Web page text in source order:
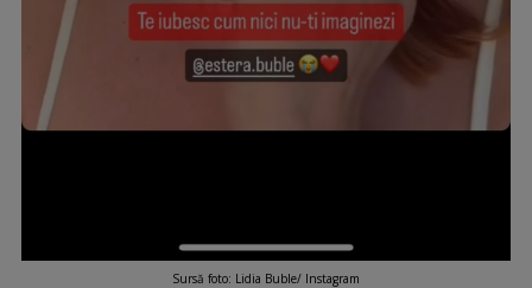
Sursă foto: Lidia Buble/ Instagram